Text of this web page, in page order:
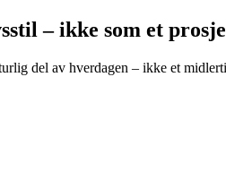
– ikke som et
del av hverdagen – ikke et